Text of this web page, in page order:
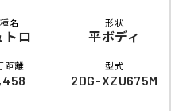
名
トロ
形状
平ボディ
距離 型式
2DG-XZU675M